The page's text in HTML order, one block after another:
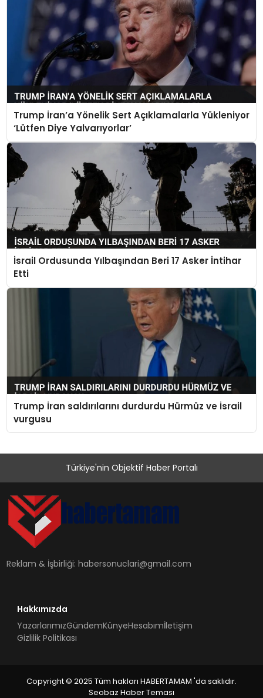
Trump İran’a Yönelik Sert Açıklamalarla Yükleniyor
‘Lütfen Diye Yalvarıyorlar’
İsrail Ordusunda Yılbaşından Beri 17 Asker İntihar
Etti
Trump İran saldırılarını durdurdu Hürmüz ve İsrail
vurgusu
Türkiye'nin Objektif Haber Portalı
Reklam & İşbirliği:habersonuclari@gmail.com
Hakkımızda
YazarlarımızGündemKünyeHesabımİletişim
Gizlilik Politikası
Copyright © 2025 Tüm hakları HABERTAMAM 'da saklıdır.
Seobaz Haber Teması